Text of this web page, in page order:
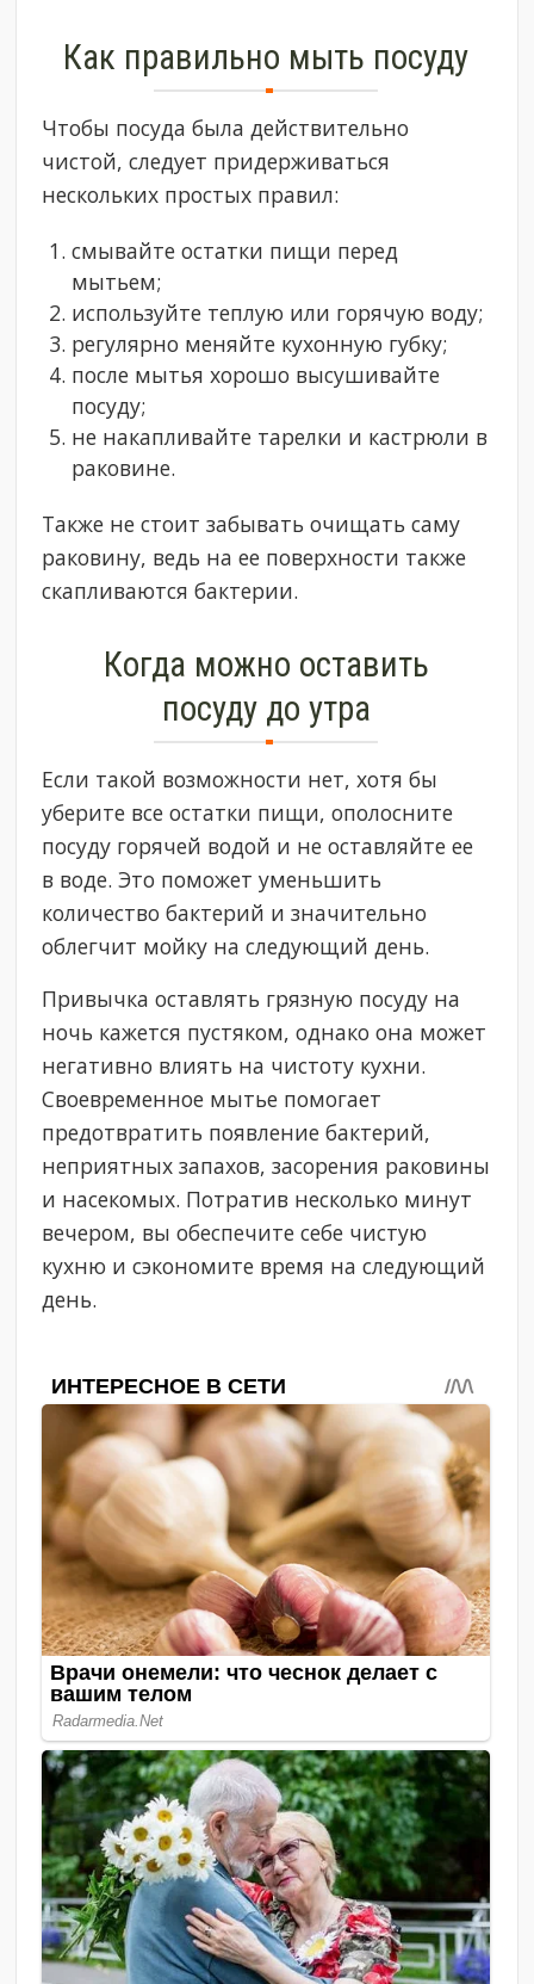
Как правильно мыть посуду
Чтобы посуда была действительно
чистой, следует придерживаться
нескольких простых правил:
смывайте остатки пищи перед
мытьем;
используйте теплую или горячую воду;
регулярно меняйте кухонную губку;
после мытья хорошо высушивайте
посуду;
не накапливайте тарелки и кастрюли в
раковине.
Также не стоит забывать очищать саму
раковину, ведь на ее поверхности также
скапливаются бактерии.
Когда можно оставить
посуду до утра
Если такой возможности нет, хотя бы
уберите все остатки пищи, ополосните
посуду горячей водой и не оставляйте ее
в воде. Это поможет уменьшить
количество бактерий и значительно
облегчит мойку на следующий день.
Привычка оставлять грязную посуду на
ночь кажется пустяком, однако она может
негативно влиять на чистоту кухни.
Своевременное мытье помогает
предотвратить появление бактерий,
неприятных запахов, засорения раковины
и насекомых. Потратив несколько минут
вечером, вы обеспечите себе чистую
кухню и сэкономите время на следующий
день.